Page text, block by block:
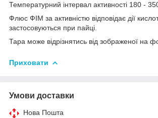
Температурний інтервал активності 180 -
Флюс ФІМ за активністю відповідає дії
застосовуються при пайці.
Тара може відрізнятись від зображеної на
Приховати
Умови доставки
Нова Пошта